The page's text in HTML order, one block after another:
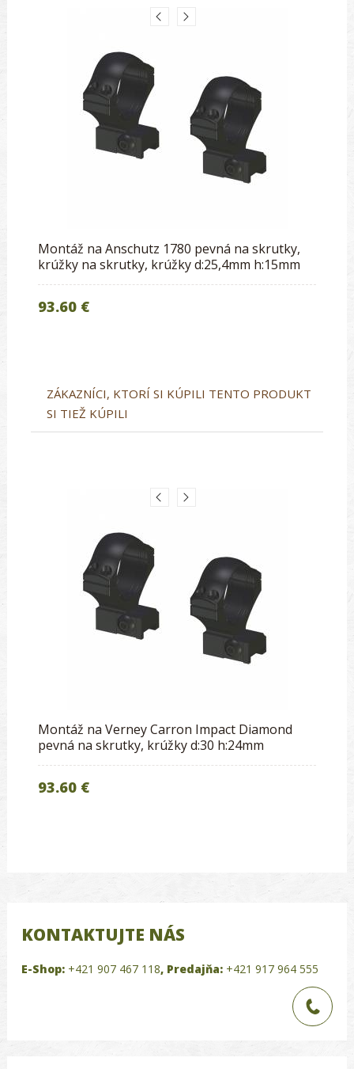
Montáž na Anschutz 1780 pevná na skrutky,
krúžky na skrutky, krúžky d:25,4mm h:15mm
93.60 €
ZÁKAZNÍCI, KTORÍ SI KÚPILI TENTO PRODUKT
SI TIEŽ KÚPILI
Montáž na Verney Carron Impact Diamond
pevná na skrutky, krúžky d:30 h:24mm
93.60 €
KONTAKTUJTE NÁS
E-Shop: +421 907 467 118, Predajňa: +421 917 964 555